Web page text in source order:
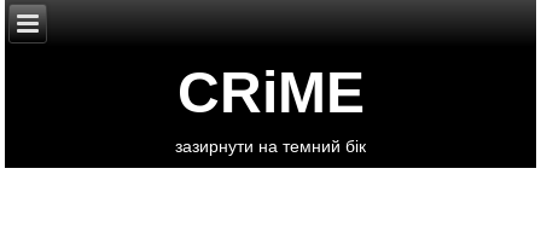
CRiME
зазирнути на темний бік